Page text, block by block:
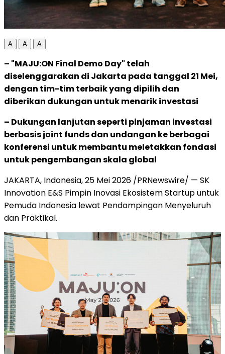
A A A
– "MAJU:ON Final Demo Day" telah
diselenggarakan di Jakarta pada tanggal 21 Mei,
dengan tim-tim terbaik yang dipilih dan
diberikan dukungan untuk menarik investasi
– Dukungan lanjutan seperti pinjaman investasi
berbasis joint funds dan undangan ke berbagai
konferensi untuk membantu meletakkan fondasi
untuk pengembangan skala global
JAKARTA, Indonesia,25 Mei 2026 /PRNewswire/ — SK
Innovation E&S Pimpin Inovasi Ekosistem Startup untuk
Pemuda Indonesia lewat Pendampingan Menyeluruh
dan Praktikal.